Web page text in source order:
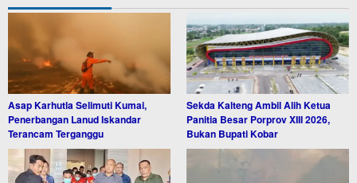
Asap Karhutla Selimuti Kumai,
Penerbangan Lanud Iskandar
Terancam Terganggu
Sekda Kalteng Ambil Alih Ketua
Panitia Besar Porprov XIII 2026,
Bukan Bupati Kobar